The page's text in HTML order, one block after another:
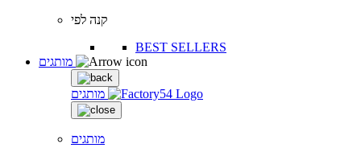
קנה לפי
BEST SELLERS
מותגים
מותגים